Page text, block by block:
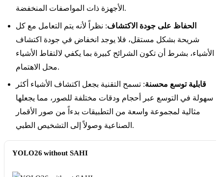
الأجهزة ذات المواصفات المنخفضة.
الحفاظ على جودة الاكتشاف: نظراً لأنه يتم التعامل مع كل
شريحة بشكل مستقل، فلا يوجد انخفاض في جودة اكتشاف
الأشياء، بشرط أن تكون الشرائح كبيرة بما يكفي لالتقاط الأشياء
محل الاهتمام.
قابلية توسع محسنة: تسمح التقنية بجعل اكتشاف الأشياء أكثر
سهولة في التوسع عبر أحجام ودقات مختلفة للصور، مما يجعلها
مثالية لمجموعة واسعة من التطبيقات بدءاً من صور الأقمار
الصناعية وصولاً إلى التشخيص الطبي.
YOLO26 without SAHI